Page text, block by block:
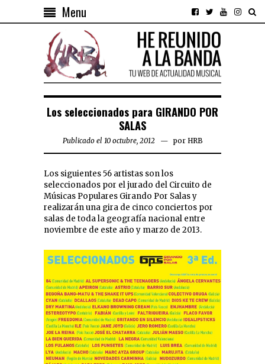
Menu
Los seleccionados para GIRANDO POR
SALAS
Publicado el 10 octubre, 2012 por HRB
Los siguientes 56 artistas son los
seleccionados por el jurado del Circuito de
Músicas Populares Girando Por Salas y
realizarán una gira de cinco conciertos por
salas de toda la geografía nacional entre
noviembre de este año y marzo de 2013.